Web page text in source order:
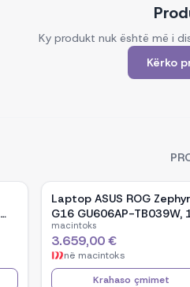
Ky produkt nuk është më i
Kërko
Laptop ASUS ROG
G16 GU606AP-TB039W,
inch OLED, Intel Core Ultra
386H, NVIDIA GeForce RTX
5070, 32GB RAM, 1TB SSD,
Windows 11 - White
macintoks
3.659,00 €
në macintoks
Krahaso çmimet